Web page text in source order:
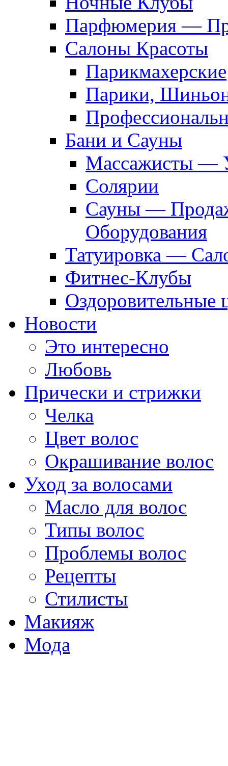
Парфюмерия —
Салоны Красоты
Парикмахерские
Парики,
Бани и Сауны
Массажисты —
Солярии
Сауны —
Оборудования
Татуировка —
Фитнес-Клубы
Оздоровительные
Новости
Это интересно
Любовь
Прически и стрижки
Челка
Цвет волос
Окрашивание волос
Уход за волосами
Масло для волос
Типы волос
Проблемы волос
Рецепты
Стилисты
Макияж
Мода